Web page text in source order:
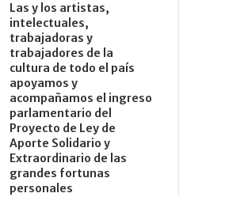
Las y los artistas,
intelectuales,
trabajadoras y
trabajadores de la
cultura de todo el país
apoyamos y
acompañamos el ingreso
parlamentario del
Proyecto de Ley de
Aporte Solidario y
Extraordinario de las
grandes fortunas
personales